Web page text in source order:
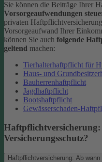
Sie können die Beiträge Ihrer
Vorsorgeaufwendungen
privaten
Vorsorgeaufwand Ihrer
können Sie auch folgende
geltend machen:
Tierhalterhaftpflicht für
Haus- und
Bauherrenhaftpflicht
Jagdhaftpflicht
Bootshaftpflicht
Gewässerschaden-
Versicherungsschutz?
Haftpflichtversicherung: Ab